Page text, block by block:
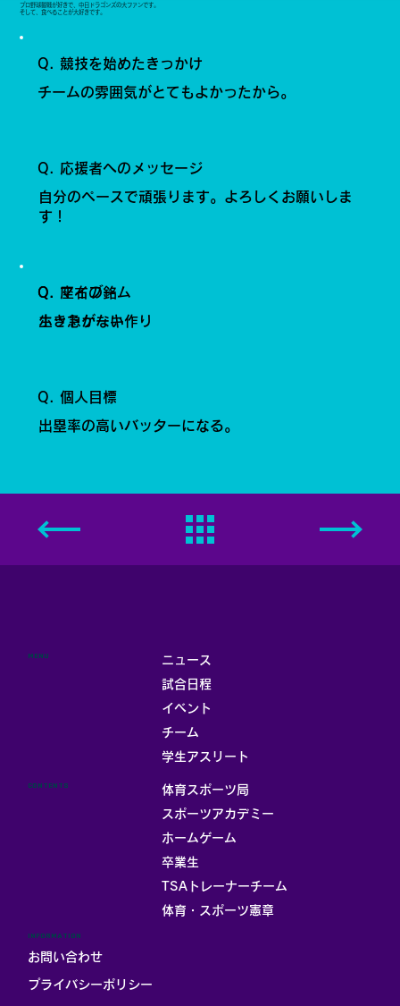
Q. 競技を始めたきっかけ
チームの雰囲気がとてもよかったから。
生き急がない
Q. 座右の銘
ホットケーキ作り
Q. マイブーム
出塁率の高いバッターになる。
Q. 個人目標
Q. 応援者へのメッセージ
自分のペースで頑張ります。よろしくお願いしま
す！
プロ野球観戦が好きで、中日ドラゴンズの大ファンです。
そして、食べることが大好きです。
ニュース
試合日程
イベント
チーム
学生アスリート
MENU
体育スポーツ局
スポーツアカデミー
ホームゲーム
卒業生
TSAトレーナーチーム
体育・スポーツ憲章
CONTENTS
INFORMATION
お問い合わせ
プライバシーポリシー